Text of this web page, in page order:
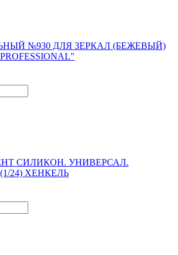
№930 ДЛЯ ЗЕРКАЛ (БЕЖЕВЫЙ)
СИЛИКОН. УНИВЕРСАЛ.
24) ХЕНКЕЛЬ